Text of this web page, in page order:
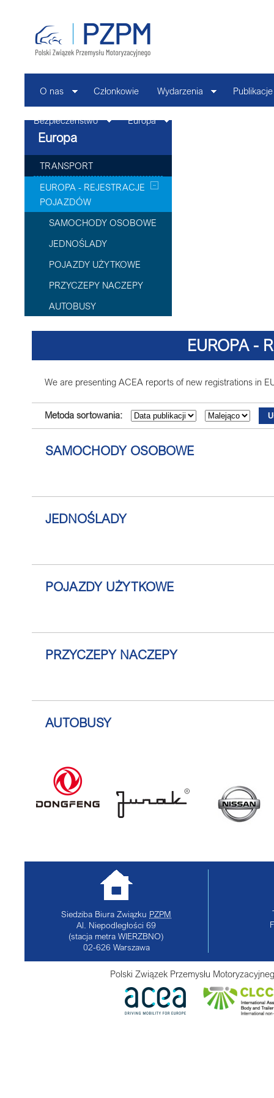
O nas Członkowie Wydarzenia Publikacje
Bezpieczeństwo Europa
Europa
TRANSPORT
EUROPA - REJESTRACJE
POJAZDÓW
SAMOCHODY OSOBOWE
JEDNOŚLADY
POJAZDY UŻYTKOWE
PRZYCZEPY NACZEPY
AUTOBUSY
EUROPA -
We are presenting ACEA reports of new registrations in
Metoda sortowania:
SAMOCHODY OSOBOWE
JEDNOŚLADY
POJAZDY UŻYTKOWE
PRZYCZEPY NACZEPY
AUTOBUSY
Siedziba Biura Związku PZPM
Al. Niepodległości 69
(stacja metra WIERZBNO)
02-626 Warszawa
Polski Związek Przemysłu